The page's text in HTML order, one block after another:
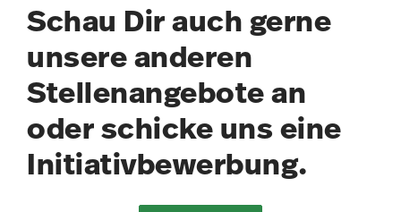
Schau Dir auch gerne
unsere anderen
Stellenangebote an
oder schicke uns eine
Initiativbewerbung.